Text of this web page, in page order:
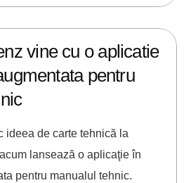
vine cu o aplicatie
pentru
ideea de carte tehnică la
lansează o aplicaţie în
pentru manualul tehnic.